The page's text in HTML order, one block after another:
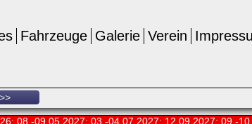
Verein
Galerie
Fahrzeuge
>>
08.-09.05.2027; 03.-04.07.2027; 12.09.2027; 09.-